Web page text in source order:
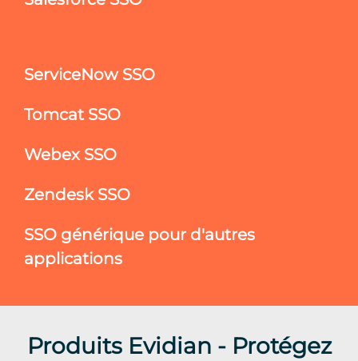
ServiceNow SSO
Tomcat SSO
Webex SSO
Zendesk SSO
SSO générique pour d'autres
applications
Produits Evidian - Protégez